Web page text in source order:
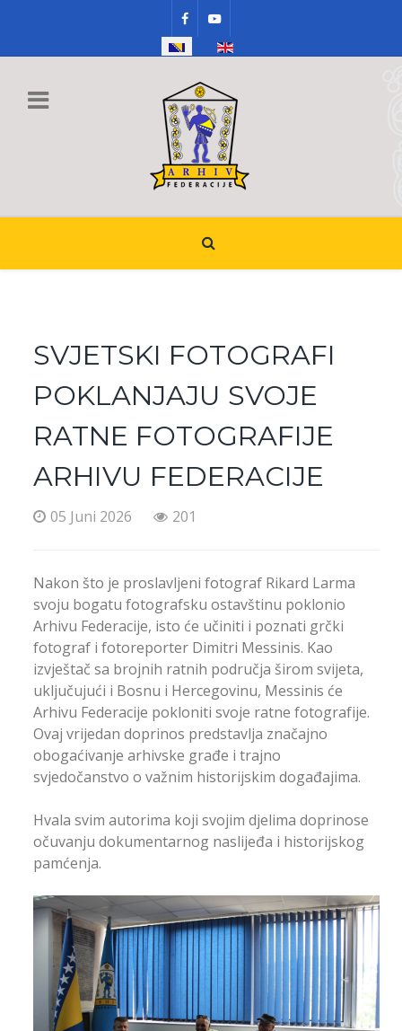
SVJETSKI FOTOGRAFI
POKLANJAJU SVOJE
RATNE FOTOGRAFIJE
ARHIVU FEDERACIJE
05 Juni 2026 201
Nakon što je proslavljeni fotograf Rikard Larma
svoju bogatu fotografsku ostavštinu poklonio
Arhivu Federacije, isto će učiniti i poznati grčki
fotograf i fotoreporter Dimitri Messinis. Kao
izvještač sa brojnih ratnih područja širom svijeta,
uključujući i Bosnu i Hercegovinu, Messinis će
Arhivu Federacije pokloniti svoje ratne fotografije.
Ovaj vrijedan doprinos predstavlja značajno
obogaćivanje arhivske građe i trajno
svjedočanstvo o važnim historijskim događajima.
Hvala svim autorima koji svojim djelima doprinose
očuvanju dokumentarnog naslijeđa i historijskog
pamćenja.